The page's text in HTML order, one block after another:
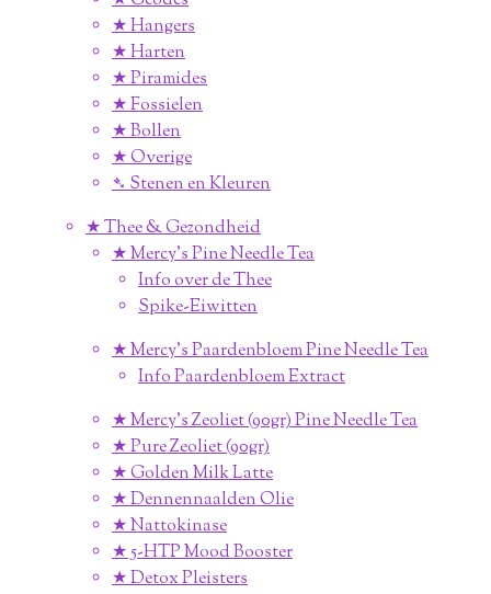
★ Hangers
★ Harten
★ Piramides
★ Fossielen
★ Bollen
★ Overige
➴ Stenen en Kleuren
★ Thee & Gezondheid
★ Mercy's Pine Needle Tea
Info over de Thee
Spike-Eiwitten
★ Mercy's Paardenbloem Pine Needle Tea
Info Paardenbloem Extract
★ Mercy's Zeoliet (90gr) Pine Needle Tea
★ Pure Zeoliet (90gr)
★ Golden Milk Latte
★ Dennennaalden Olie
★ Nattokinase
★ 5-HTP Mood Booster
★ Detox Pleisters